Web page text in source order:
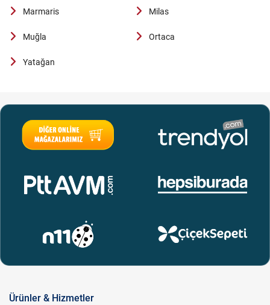
Marmaris Milas
Muğla Ortaca
Yatağan
Ürünler & Hizmetler